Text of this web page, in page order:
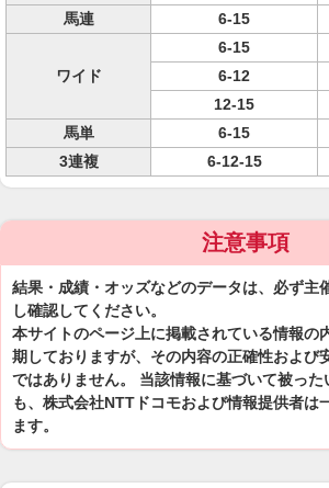
馬連
6-15
ワイド
6-15
6-12
12-15
馬単
6-15
3連複
6-12-15
注意事項
結果・成績・オッズなどのデータは、必ず主
し確認してください。
本サイトのページ上に掲載されている情報の
期しておりますが、その内容の正確性および
ではありません。 当該情報に基づいて被った
も、株式会社NTTドコモおよび情報提供者は
ます。